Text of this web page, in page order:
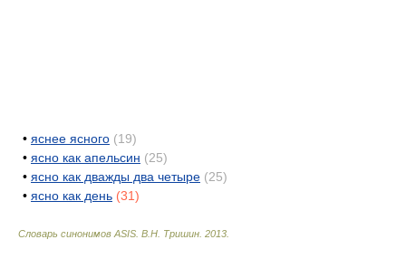
• яснее ясного (19)
• ясно как апельсин (25)
• ясно как дважды два четыре (25)
• ясно как день (31)
Словарь синонимов ASIS. В.Н. Тришин 2013